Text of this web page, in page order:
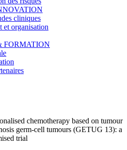
cliniques
et organisation
FORMATION
chemotherapy based on tumour
germ-cell tumours (GETUG 13): a
trial